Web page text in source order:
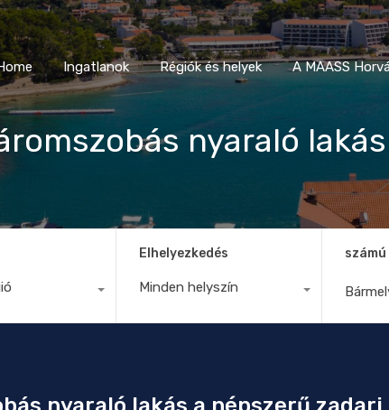
Home Ingatlanok Régiók és helyek A MAASS
Ingatlanok Régiók és helyek A MAASS
nyaraló
Elhelyezkedés
Minden helyszín